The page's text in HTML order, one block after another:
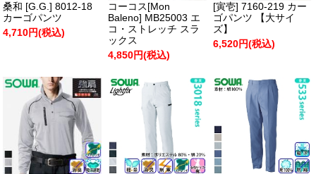
桑和 [G.G.] 8012-18
カーゴパンツ
4,710円(税込)
コーコス[Mon
Baleno] MB25003 エ
コ・ストレッチ スラ
ックス
4,850円(税込)
[寅壱] 7160-219 カー
ゴパンツ 【大サイ
ズ】
6,520円(税込)